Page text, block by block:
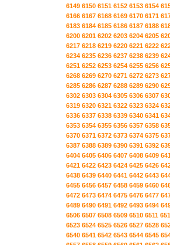
6149 6150 6151 6152 6153 6154
6166 6167 6168 6169 6170 6171
6183 6184 6185 6186 6187 6188
6200 6201 6202 6203 6204 6205
6217 6218 6219 6220 6221 6222
6234 6235 6236 6237 6238 6239
6251 6252 6253 6254 6255 6256
6268 6269 6270 6271 6272 6273
6285 6286 6287 6288 6289 6290
6302 6303 6304 6305 6306 6307
6319 6320 6321 6322 6323 6324
6336 6337 6338 6339 6340 6341
6353 6354 6355 6356 6357 6358
6370 6371 6372 6373 6374 6375
6387 6388 6389 6390 6391 6392
6404 6405 6406 6407 6408 6409
6421 6422 6423 6424 6425 6426
6438 6439 6440 6441 6442 6443
6455 6456 6457 6458 6459 6460
6472 6473 6474 6475 6476 6477
6489 6490 6491 6492 6493 6494
6506 6507 6508 6509 6510 6511
6523 6524 6525 6526 6527 6528
6540 6541 6542 6543 6544 6545